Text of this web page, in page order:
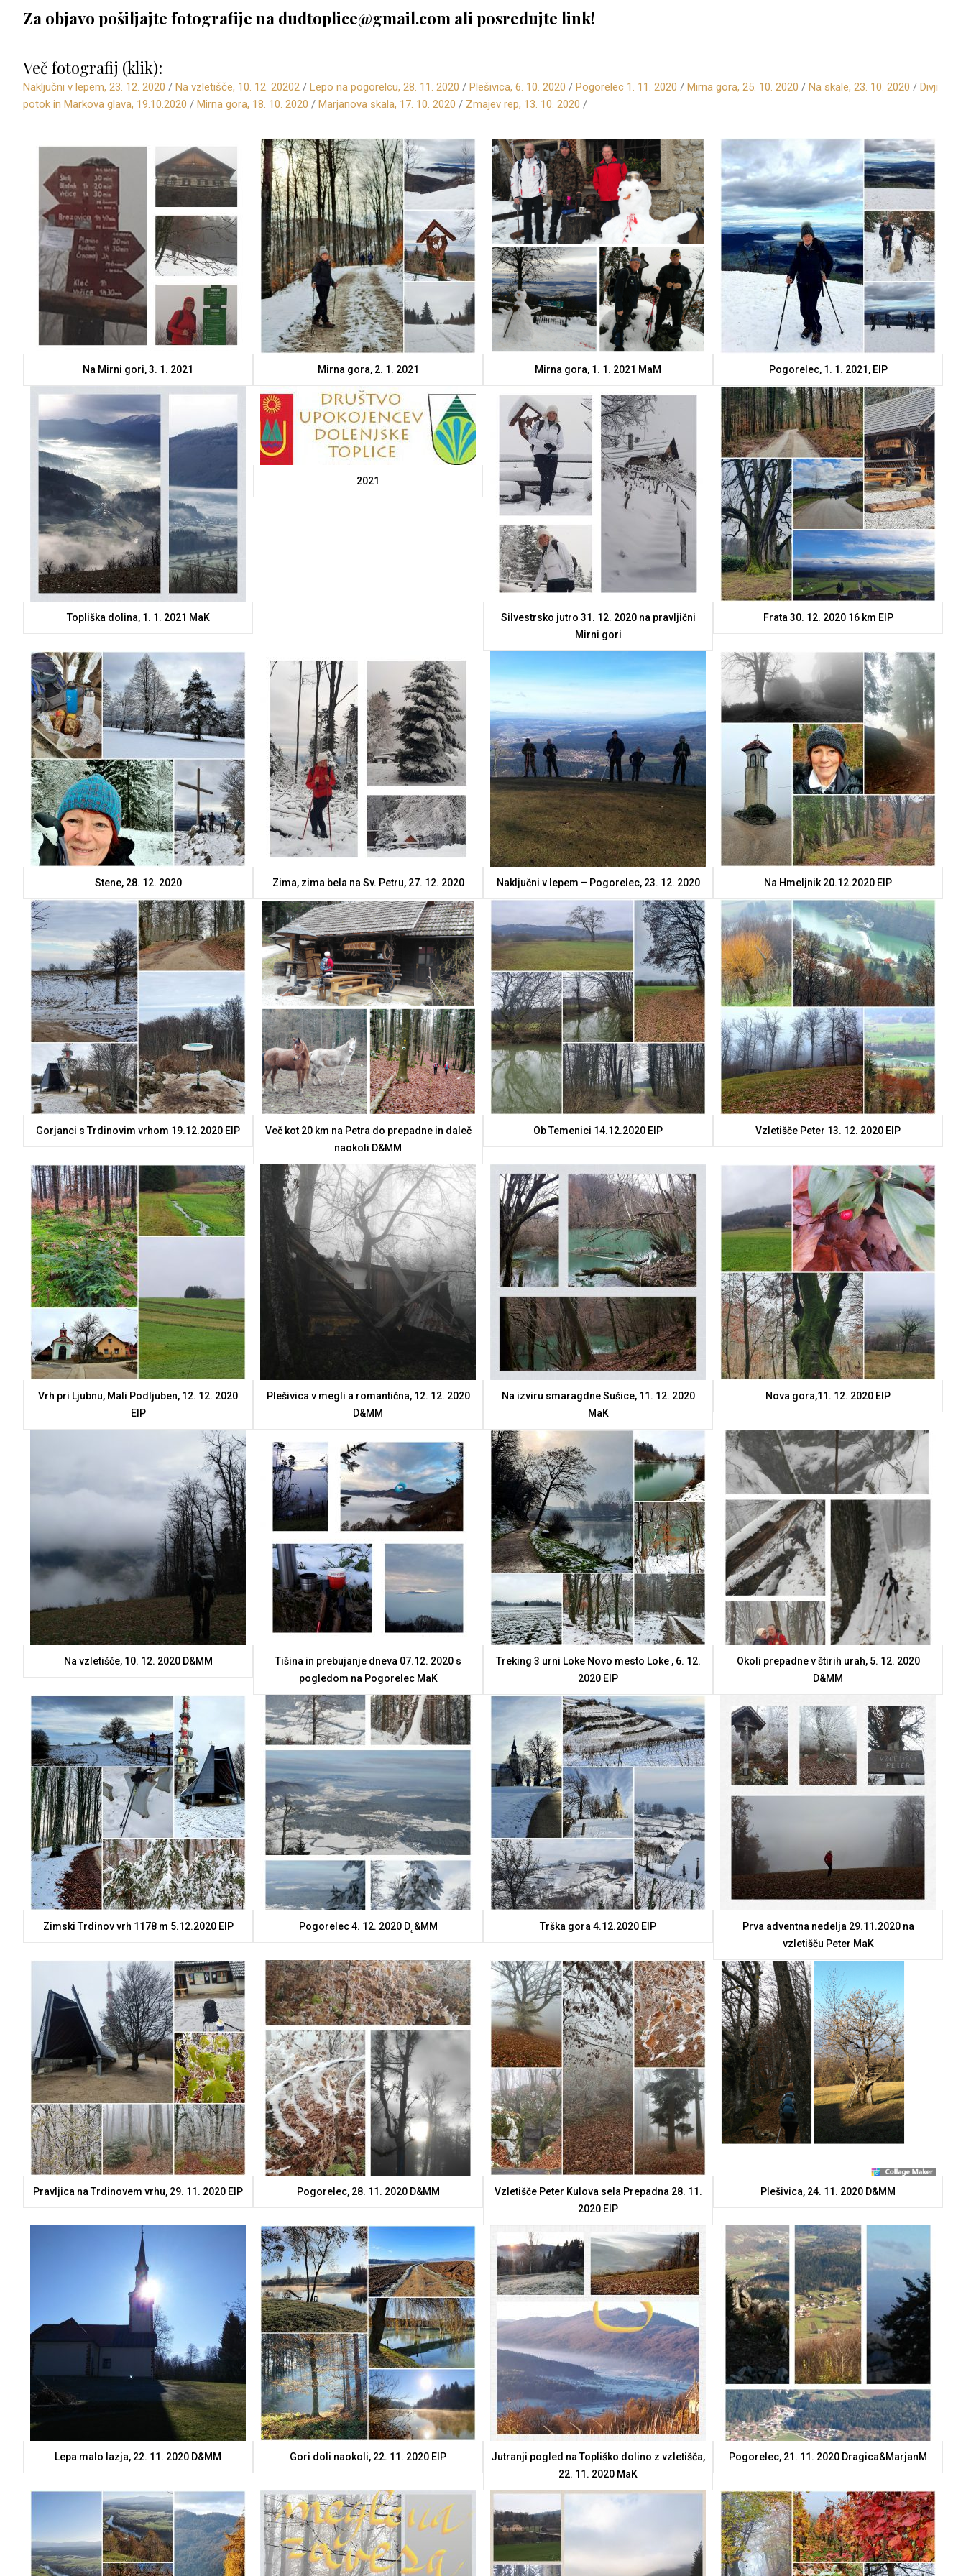
Za objavo pošiljajte fotografije na dudtoplice@gmail.com ali posredujte link!
Več fotografij (klik):
Naključni v lepem, 23. 12. 2020 / Na vzletišče, 10. 12. 20202 / Lepo na pogorelcu, 28. 11. 2020 / Plešivica, 6. 10. 2020 / Pogorelec 1. 11. 2020 / Mirna gora, 25. 10. 2020 / Na skale, 23. 10. 2020 / Divji
potok in Markova glava, 19.10.2020 / Mirna gora, 18. 10. 2020 / Marjanova skala, 17. 10. 2020 / Zmajev rep, 13. 10. 2020 /
Na Mirni gori, 3. 1. 2021 Mirna gora, 2. 1. 2021 Mirna gora, 1. 1. 2021 MaM Pogorelec, 1. 1. 2021, ElP
Topliška dolina, 1. 1. 2021 MaK
2021
Silvestrsko jutro 31. 12. 2020 na pravljični
Mirni gori
Frata 30. 12. 2020 16 km ElP
Stene, 28. 12. 2020 Zima, zima bela na Sv. Petru, 27. 12. 2020 Naključni v lepem – Pogorelec, 23. 12. 2020 Na Hmeljnik 20.12.2020 ElP
Gorjanci s Trdinovim vrhom 19.12.2020 ElP
Več kot 20 km na Petra do prepadne in daleč
naokoli D&MM
Ob Temenici 14.12.2020 ElP Vzletišče Peter 13. 12. 2020 ElP
Vrh pri Ljubnu, Mali Podljuben, 12. 12. 2020
ElP
Plešivica v megli a romantična, 12. 12. 2020
D&MM
Na izviru smaragdne Sušice, 11. 12. 2020
MaK
Nova gora,11. 12. 2020 ElP
Na vzletišče, 10. 12. 2020 D&MM
Tišina in prebujanje dneva 07.12. 2020 s
pogledom na Pogorelec MaK
Treking 3 urni Loke Novo mesto Loke , 6. 12.
2020 ElP
Okoli prepadne v štirih urah, 5. 12. 2020
D&MM
Zimski Trdinov vrh 1178 m 5.12.2020 ElP Pogorelec 4. 12. 2020 D˛&MM Trška gora 4.12.2020 ElP
Prva adventna nedelja 29.11.2020 na
vzletišču Peter MaK
Pravljica na Trdinovem vrhu, 29. 11. 2020 ElP Pogorelec, 28. 11. 2020 D&MM
Vzletišče Peter Kulova sela Prepadna 28. 11.
2020 ElP
Plešivica, 24. 11. 2020 D&MM
Lepa malo lazja, 22. 11. 2020 D&MM Gori doli naokoli, 22. 11. 2020 ElP
Jutranji pogled na Topliško dolino z vzletišča,
22. 11. 2020 MaK
Pogorelec, 21. 11. 2020 Dragica&MarjanM